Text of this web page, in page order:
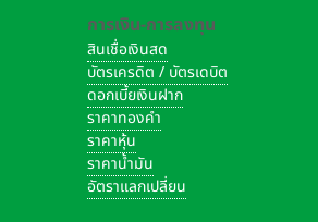
การเงิน-การลงทุน
สินเชื่อเงินสด
บัตรเครดิต / บัตรเดบิต
ดอกเบี้ยเงินฝาก
ราคาทองคำ
ราคาหุ้น
ราคาน้ำมัน
อัตราแลกเปลี่ยน